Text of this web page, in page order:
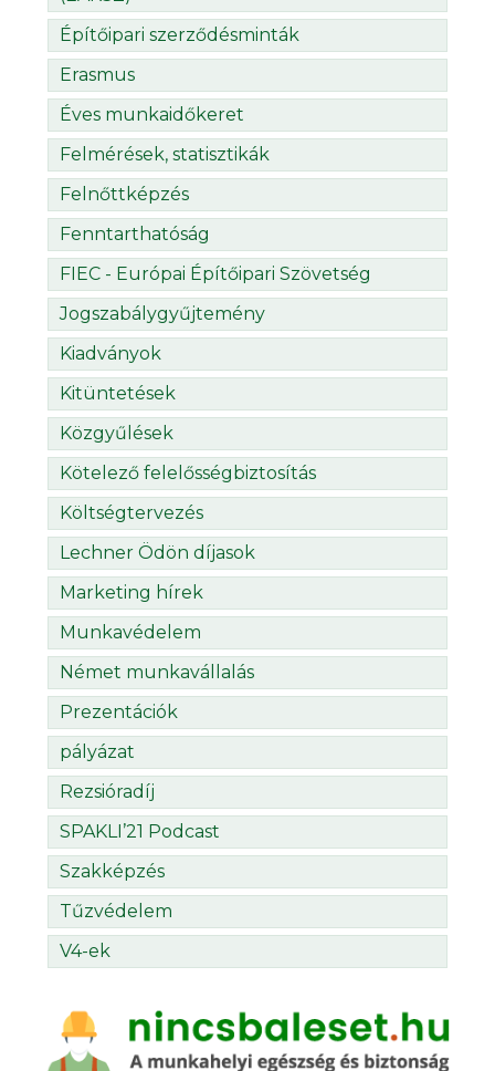
Építőipari szerződésminták
Erasmus
Éves munkaidőkeret
Felmérések, statisztikák
Felnőttképzés
Fenntarthatóság
FIEC - Európai Építőipari Szövetség
Jogszabálygyűjtemény
Kiadványok
Kitüntetések
Közgyűlések
Kötelező felelősségbiztosítás
Költségtervezés
Lechner Ödön díjasok
Marketing hírek
Munkavédelem
Német munkavállalás
Prezentációk
pályázat
Rezsióradíj
SPAKLI’21 Podcast
Szakképzés
Tűzvédelem
V4-ek